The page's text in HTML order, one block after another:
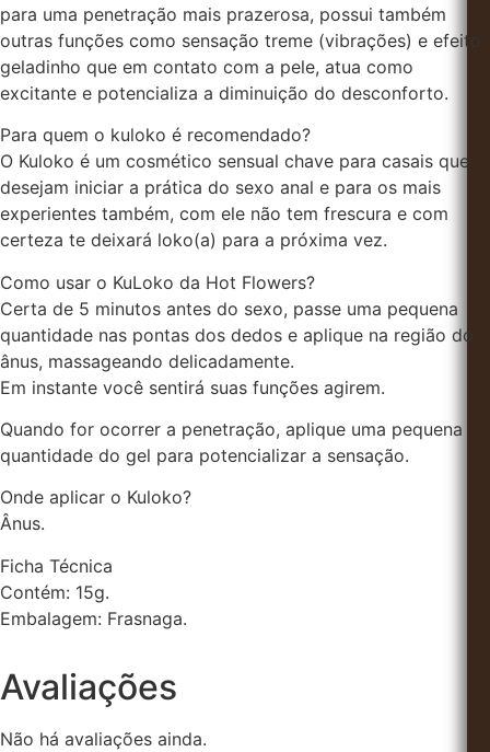
para uma penetração mais prazerosa, possui também
outras funções como sensação treme (vibrações) e efeito
geladinho que em contato com a pele, atua como
excitante e potencializa a diminuição do desconforto.
Para quem o kuloko é recomendado?
O Kuloko é um cosmético sensual chave para casais que
desejam iniciar a prática do sexo anal e para os mais
experientes também, com ele não tem frescura e com
certeza te deixará loko(a) para a próxima vez.
Como usar o KuLoko da Hot Flowers?
Certa de 5 minutos antes do sexo, passe uma pequena
quantidade nas pontas dos dedos e aplique na região do
ânus, massageando delicadamente.
Em instante você sentirá suas funções agirem.
Quando for ocorrer a penetração, aplique uma pequena
quantidade do gel para potencializar a sensação.
Onde aplicar o Kuloko?
Ânus.
Ficha Técnica
Contém: 15g.
Embalagem: Frasnaga.
Avaliações
Não há avaliações ainda.